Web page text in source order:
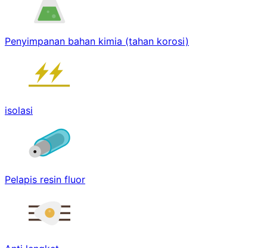
Penyimpanan bahan kimia (tahan korosi)
isolasi
Pelapis resin fluor